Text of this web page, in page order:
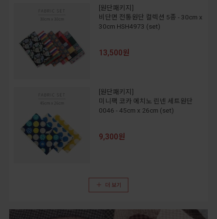
[원단패키지]
비단면 전통원단 컬렉션 5종 - 30cm x
30cm HSH4973 (set)
13,500원
[원단패키지]
미니팩 코카 에치노 린넨 세트원단
0046 - 45cm x 26cm (set)
9,300원
더 보기